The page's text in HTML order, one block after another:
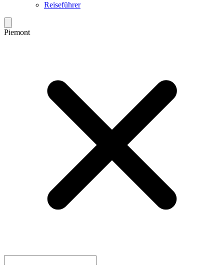
Reiseführer
Piemont